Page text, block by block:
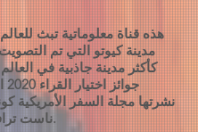
هذه قناة معلوماتية تبث
مدينة كيوتو التي تم
كأكثر مدينة جاذبية في
نشرتها مجلة السفر الأمريكية
ناست ترافيلر.